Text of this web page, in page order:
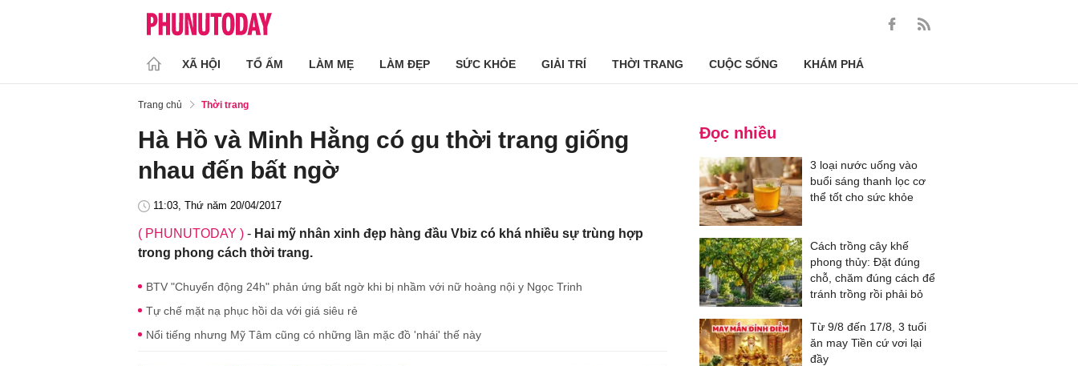
XÃ HỘI TỔ ẤM LÀM MẸ LÀM ĐẸP SỨC KHỎE GIẢI TRÍ THỜI TRANG CUỘC SỐNG KHÁM PHÁ
Trang chủ Thời trang
Hà Hồ và Minh Hằng có gu thời trang giống
nhau đến bất ngờ
11:03, Thứ năm 20/04/2017
( PHUNUTODAY ) - Hai mỹ nhân xinh đẹp hàng đầu Vbiz có khá nhiều sự trùng hợp
trong phong cách thời trang.
BTV "Chuyển động 24h" phản ứng bất ngờ khi bị nhầm với nữ hoàng nội y Ngọc Trinh
Tự chế mặt nạ phục hồi da với giá siêu rẻ
Nổi tiếng nhưng Mỹ Tâm cũng có những lần mặc đồ 'nhái' thế này
Đọc nhiều
3 loại nước uống vào
buổi sáng thanh lọc cơ
thể tốt cho sức khỏe
Cách trồng cây khế
phong thủy: Đặt đúng
chỗ, chăm đúng cách để
tránh trồng rồi phải bỏ
Từ 9/8 đến 17/8, 3 tuổi
ăn may Tiền cứ vơi lại
đầy